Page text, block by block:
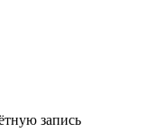
запись